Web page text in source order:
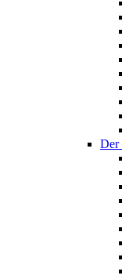
Der